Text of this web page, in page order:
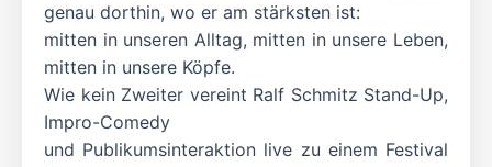
genau dorthin, wo er am stärksten ist:
mitten in unseren Alltag, mitten in unsere Leben,
mitten in unsere Köpfe.
Wie kein Zweiter vereint Ralf Schmitz Stand-Up,
Impro-Comedy
und Publikumsinteraktion live zu einem Festival